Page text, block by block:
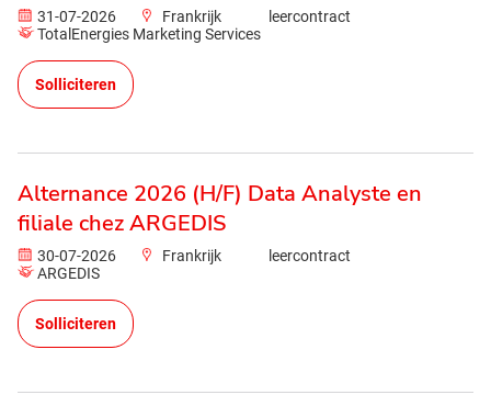
31-07-2026 Frankrijk
leercontract
TotalEnergies Marketing Services
Solliciteren
Alternance 2026 (H/F) Data Analyste en
filiale chez ARGEDIS
30-07-2026 Frankrijk
leercontract
ARGEDIS
Solliciteren